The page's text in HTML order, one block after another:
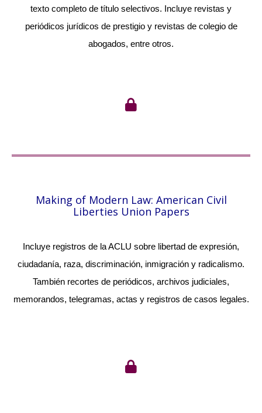
texto completo de título selectivos. Incluye revistas y
periódicos jurídicos de prestigio y revistas de colegio de
abogados, entre otros.
Making of Modern Law: American Civil
Liberties Union Papers
Incluye registros de la ACLU sobre libertad de expresión,
ciudadanía, raza, discriminación, inmigración y radicalismo.
También recortes de periódicos, archivos judiciales,
memorandos, telegramas, actas y registros de casos legales.